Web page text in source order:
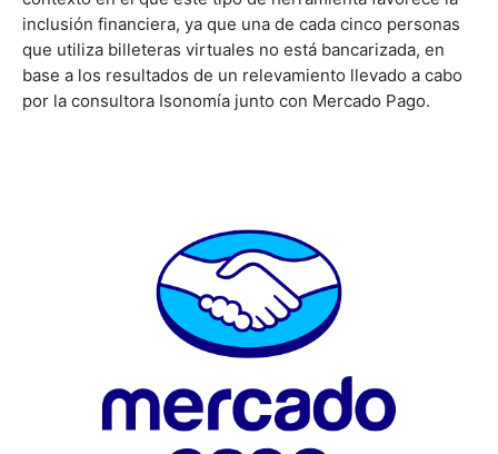
inclusión financiera, ya que una de cada cinco personas
que utiliza billeteras virtuales no está bancarizada, en
base a los resultados de un relevamiento llevado a cabo
por la consultora Isonomía junto con Mercado Pago.